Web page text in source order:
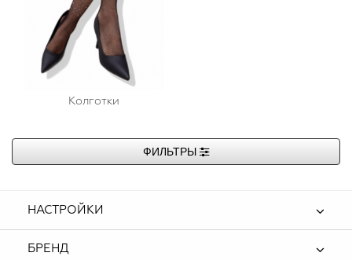
Колготки
ФИЛЬТРЫ
НАСТРОЙКИ
БРЕНД